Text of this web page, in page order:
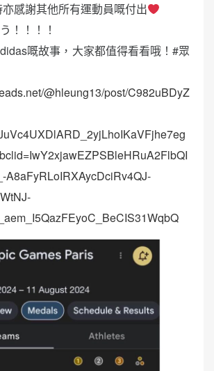
感謝其他所有運動員嘅付出
！！！！
嘅故事，大家都值得看看哦！#眾
@hleung13/post/C982uBDyZ
A8aFyRLoIRXAycDciRv4QJ-